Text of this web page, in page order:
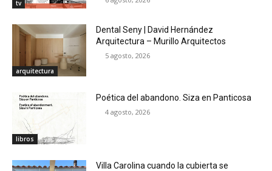
tv
arquitectura
Dental Seny | David Hernández
Arquitectura – Murillo Arquitectos
5 agosto, 2026
libros
Poética del abandono. Siza en Panticosa
4 agosto, 2026
Villa Carolina cuando la cubierta se